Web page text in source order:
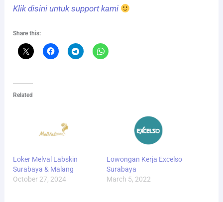
Klik disini untuk support kami
Share this:
Related
Loker Melval Labskin
Surabaya & Malang
October 27, 2024
Lowongan Kerja Excelso
Surabaya
March 5, 2022